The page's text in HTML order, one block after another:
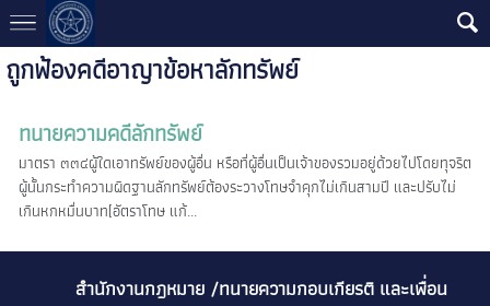
ถูกฟ้องคดีอาญาข้อหาลักทรัพย์
ทนายความคดีลักทรัพย์
มาตรา ๓๓๔ผู้ใดเอาทรัพย์ของผู้อื่น หรือที่ผู้อื่นเป็นเจ้าของรวมอยู่ด้วยไปโดยทุจริต
ผู้นั้นกระทำความผิดฐานลักทรัพย์ต้องระวางโทษจำคุกไม่เกินสามปี และปรับไม่
เกินหกหมื่นบาท[อัตราโทษ แก้...
สำนักงานกฎหมาย /ทนายความกอบเกียรติ และเพื่อน